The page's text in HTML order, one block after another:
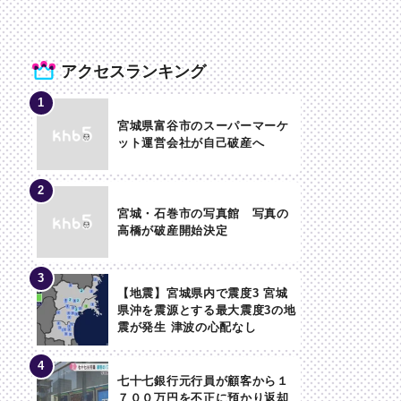
アクセスランキング
宮城県富谷市のスーパーマーケ
ット運営会社が自己破産へ
宮城・石巻市の写真館 写真の
高橋が破産開始決定
【地震】宮城県内で震度3 宮城
県沖を震源とする最大震度3の地
震が発生 津波の心配なし
七十七銀行元行員が顧客から１
７００万円を不正に預かり返却